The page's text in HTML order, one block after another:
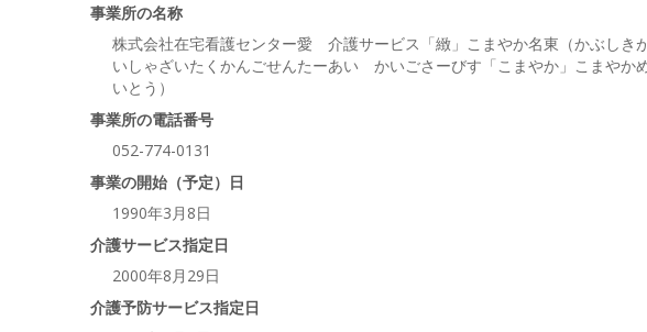
事業所の名称
株式会社在宅看護センター愛 介護サービス「緻」こまやか名東（かぶしき
いしゃざいたくかんごせんたーあい かいごさーびす「こまやか」こまやか
いとう）
事業所の電話番号
052-774-0131
事業の開始（予定）日
1990年3月8日
介護サービス指定日
2000年8月29日
介護予防サービス指定日